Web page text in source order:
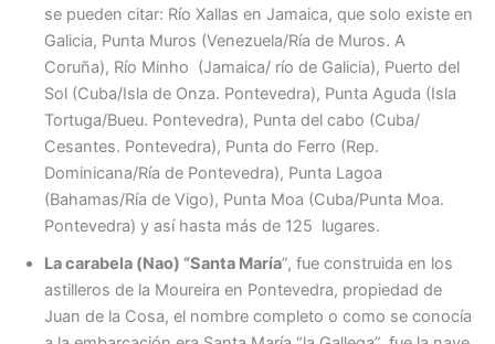
se pueden citar: Río Xallas en Jamaica, que solo existe en
Galicia, Punta Muros (Venezuela/Ría de Muros. A
Coruña), Río Minho (Jamaica/ río de Galicia), Puerto del
Sol (Cuba/Isla de Onza. Pontevedra), Punta Aguda (Isla
Tortuga/Bueu. Pontevedra), Punta del cabo (Cuba/
Cesantes. Pontevedra), Punta do Ferro (Rep.
Dominicana/Ría de Pontevedra), Punta Lagoa
(Bahamas/Ría de Vigo), Punta Moa (Cuba/Punta Moa.
Pontevedra) y así hasta más de 125 lugares.
La carabela (Nao) “Santa María”, fue construida en los
astilleros de la Moureira en Pontevedra, propiedad de
Juan de la Cosa, el nombre completo o como se conocía